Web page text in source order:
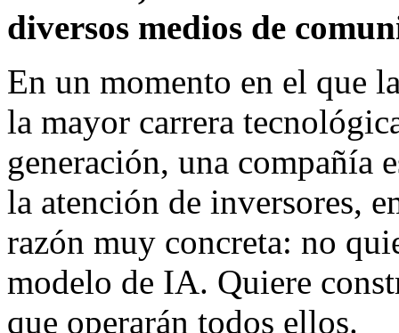
diversos medios de
En un momento en el que
la mayor carrera
generación, una compañía
la atención de inversores,
razón muy concreta: no
modelo de IA. Quiere
que operarán todos ellos.